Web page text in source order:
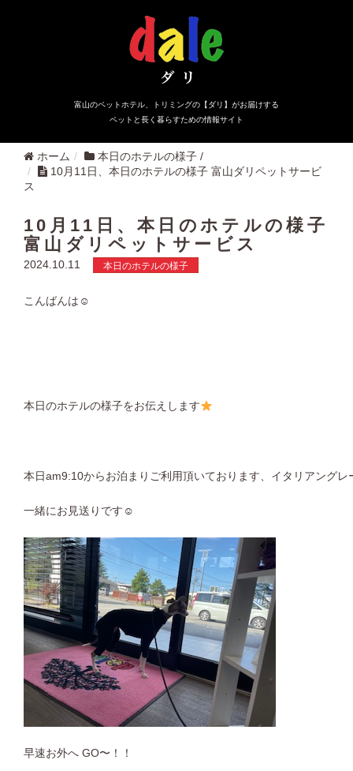
富山のペットホテル、トリミングの【ダリ】がお届けする
ペットと長く暮らすための情報サイト
ホーム 本日のホテルの様子 /
10月11日、本日のホテルの様子 富山ダリペットサービ
ス
10月11日、本日のホテルの様子
富山ダリペットサービス
2024.10.11 本日のホテルの様子
こんばんは☺︎
本日のホテルの様子をお伝えします
本日am9:10からお泊まりご利用頂いております、イタリアング
一緒にお見送りです☺︎
早速お外へ GO〜！！